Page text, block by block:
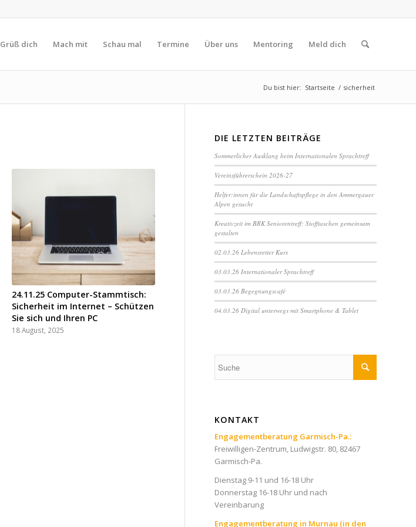
Grüß dich Mach mit Schau mal Termine Über uns Mentoring Meld dich
Du bist hier: Startseite / sicherheit
24.11.25 Computer-Stammtisch:
Sicherheit im Internet – Schützen
Sie sich und Ihren PC
18 August, 2025
DIE LETZTEN BEITRÄGE
Sommerlicher Ausklang beim Internationalen Sprachtreff
Vereinsführerschein 2026-27
Helfer:innen für die Landschaftspflege in den Ammergauer
Alpen gesucht
Kreativzeit im BRK Seniorentreff: Stofftaschen gemeinsam
gestalten
02.03.26 Lebensretter Kurs
03.03.26 Internationaler Sprachtreff
03.03.26 Begegnungscafé
04.03.26 Digital unterwegs mit Smartphone & Tablet
KONTAKT
Engagementberatung Garmisch-Pa.:
Freiwilligen-Zentrum, Ludwigstr. 80, 82467
Garmisch-Pa.
Dienstag 9-11 und 16-18 Uhr
Donnerstag 16-18 Uhr und nach
Vereinbarung
Engagementberatung in Murnau (in den